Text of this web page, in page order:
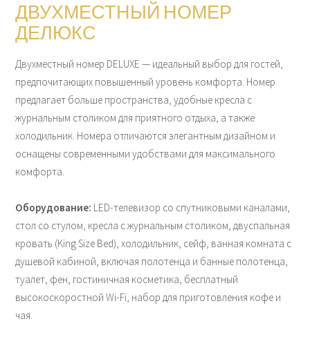
ДВУХМЕСТНЫЙ НОМЕР
ДЕЛЮКС
Двухместный номер DELUXE — идеальный выбор для гостей,
предпочитающих повышенный уровень комфорта. Номер
предлагает больше пространства, удобные кресла с
журнальным столиком для приятного отдыха, а также
холодильник. Номера отличаются элегантным дизайном и
оснащены современными удобствами для максимального
комфорта.
Оборудование: LED-телевизор со спутниковыми каналами,
стол со стулом, кресла с журнальным столиком, двуспальная
кровать (King Size Bed), холодильник, сейф, ванная комната с
душевой кабиной, включая полотенца и банные полотенца,
туалет, фен, гостиничная косметика, бесплатный
высокоскоростной Wi-Fi, набор для приготовления кофе и
чая.